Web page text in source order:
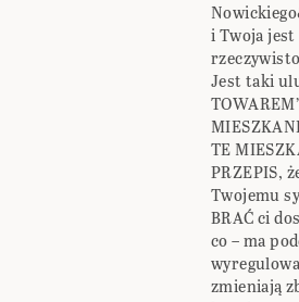
i Twoja jest
Jest taki
TE
PRZEPIS,
Twojemu
BRAĆ ci
co – ma
zmieniają